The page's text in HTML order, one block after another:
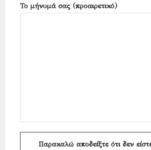
Το μήνυμά σας (προαιρετικό)
Παρακαλώ αποδείξτε ότι δεν